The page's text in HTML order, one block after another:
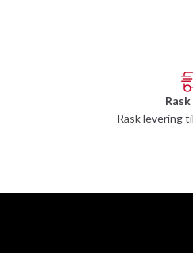
Rask levering